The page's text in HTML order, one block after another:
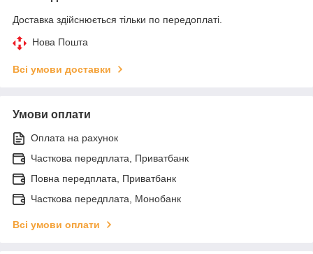
Доставка здійснюється тільки по передоплаті.
Нова Пошта
Всі умови доставки
Умови оплати
Оплата на рахунок
Часткова передплата, Приватбанк
Повна передплата, Приватбанк
Часткова передплата, Монобанк
Всі умови оплати